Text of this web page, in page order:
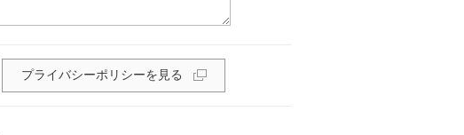
プライバシーポリシーを見る